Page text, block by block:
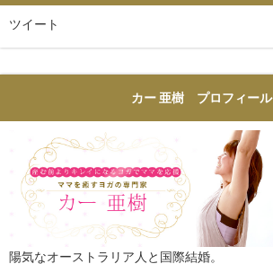
ツイート
カー 亜樹 プロフィール
陽気なオーストラリア人と国際結婚。